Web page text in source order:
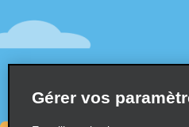
Réservations
Faire une réservation
Enregistrement accéléré
Gérer vos